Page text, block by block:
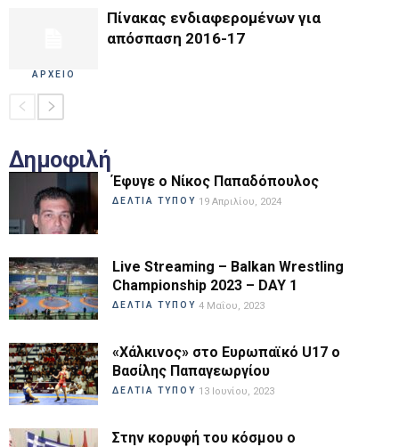
ΑΡΧΕΙΟ
Πίνακας ενδιαφερομένων για
απόσπαση 2016-17
Δημοφιλή
Έφυγε ο Νίκος Παπαδόπουλος
ΔΕΛΤΙΑ ΤΥΠΟΥ 19 Απριλίου, 2024
Live Streaming – Balkan Wrestling
Championship 2023 – DAY 1
ΔΕΛΤΙΑ ΤΥΠΟΥ 4 Μαΐου, 2023
«Χάλκινος» στο Ευρωπαϊκό U17 ο
Βασίλης Παπαγεωργίου
ΔΕΛΤΙΑ ΤΥΠΟΥ 13 Ιουνίου, 2023
Στην κορυφή του κόσμου ο